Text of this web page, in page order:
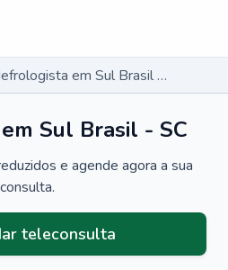
Nefrologista em Sul Brasil - SC
Sul Brasil - SC
e agende agora a sua
consulta.
teleconsulta